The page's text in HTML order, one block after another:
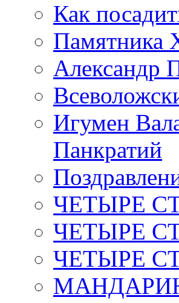
Как
Памятника
Александр
Игумен
Панкратий
ЧЕТЫРЕ
ЧЕТЫРЕ
ЧЕТЫРЕ